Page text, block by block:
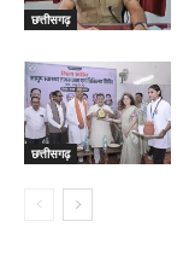
छत्तीसगढ़
छत्तीसगढ़